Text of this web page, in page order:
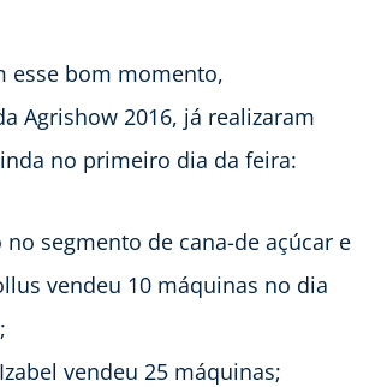
esse bom momento,
Agrishow 2016, já realizaram
no primeiro dia da feira:
no segmento de cana-de açúcar e
vendeu 10 máquinas no dia
vendeu 25 máquinas;